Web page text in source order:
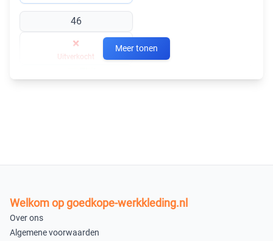
46
×
Uitverkocht
Meer tonen
Welkom op goedkope-werkkleding.nl
Over ons
Algemene voorwaarden